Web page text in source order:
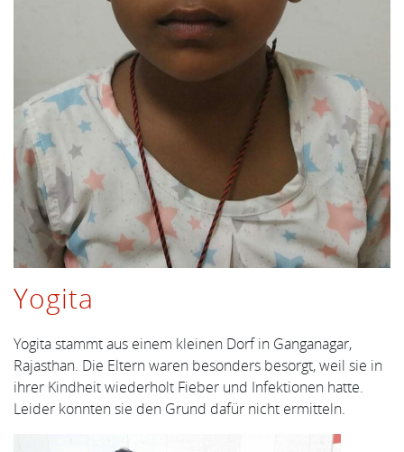
Yogita
Yogita stammt aus einem kleinen Dorf in Ganganagar,
Rajasthan. Die Eltern waren besonders besorgt, weil sie in
ihrer Kindheit wiederholt Fieber und Infektionen hatte.
Leider konnten sie den Grund dafür nicht ermitteln.